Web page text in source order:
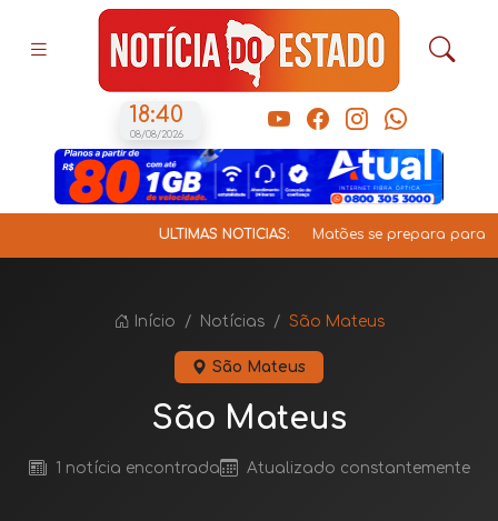
18:40
08/08/2026
ÚLTIMAS NOTÍCIAS: Matões se prepara para a
Início Notícias São Mateus
São Mateus
São Mateus
1 notícia encontrada Atualizado constantemente